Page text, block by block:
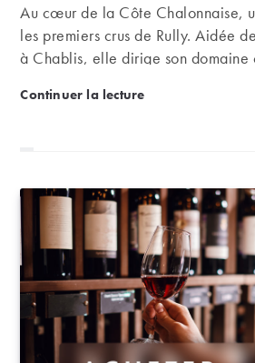
Au cœur de la Côte Chalonnaise,
les premiers crus de Rully. Aidée
à Chablis, elle dirige son domaine
comme beaucoup de producteurs, a
Continuer la lectureZoom : les premiers